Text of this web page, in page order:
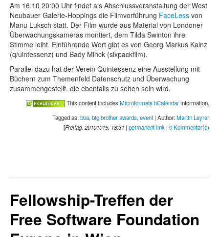
Am 16.10 20:00 Uhr findet als Abschlussveranstaltung der West
Neubauer Galerie-Hoppings die Filmvorführung FaceLess von
Manu Luksch statt. Der Film wurde aus Material von Londoner
Überwachungskameras montiert, dem Tilda Swinton ihre
Stimme leiht. Einführende Wort gibt es von Georg Markus Kainz
(q/uintessenz) und Bady Minck (sixpackfilm).
Parallel dazu hat der Verein Quintessenz eine Ausstellung mit
Büchern zum Themenfeld Datenschutz und Überwachung
zusammengestellt, die ebenfalls zu sehen sein wird.
This content includesMicroformats hCalendarinformation.
Tagged as:bba, big brother awards, event | Author:Martin Leyrer
[Freitag, 20101015, 18:31 | permanent link | 0 Kommentar(e)
Fellowship-Treffen der
Free Software Foundation